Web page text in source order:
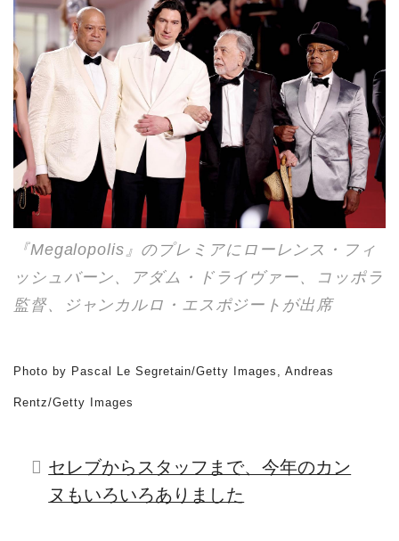
『Megalopolis』のプレミアにローレンス・フィ
ッシュバーン、アダム・ドライヴァー、コッポラ
監督、ジャンカルロ・エスポジートが出席
Photo by Pascal Le Segretain/Getty Images, Andreas
Rentz/Getty Images
セレブからスタッフまで、今年のカン
ヌもいろいろありました